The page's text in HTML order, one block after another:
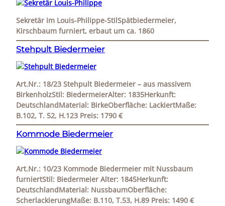
Sekretär im Louis-Philippe-StilSpätbiedermeier,
Kirschbaum furniert, erbaut um ca. 1860
Stehpult Biedermeier
Art.Nr.: 18/23 Stehpult Biedermeier – aus massivem
BirkenholzStil: BiedermeierAlter: 1835Herkunft:
DeutschlandMaterial: BirkeOberfläche: LackiertMaße:
B.102, T. 52, H.123 Preis: 1790 €
Kommode Biedermeier
Art.Nr.: 10/23 Kommode Biedermeier mit Nussbaum
furniertStil: Biedermeier Alter: 1845Herkunft:
DeutschlandMaterial: NussbaumOberfläche:
ScherlackierungMaße: B.110, T.53, H.89 Preis: 1490 €